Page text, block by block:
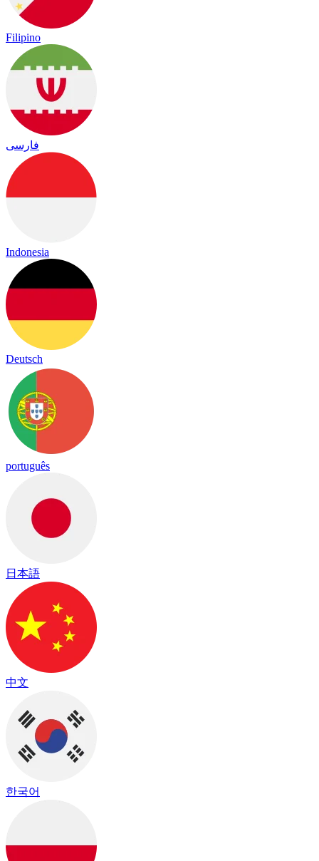
Filipino
فارسی
Indonesia
Deutsch
português
日本語
中文
한국어